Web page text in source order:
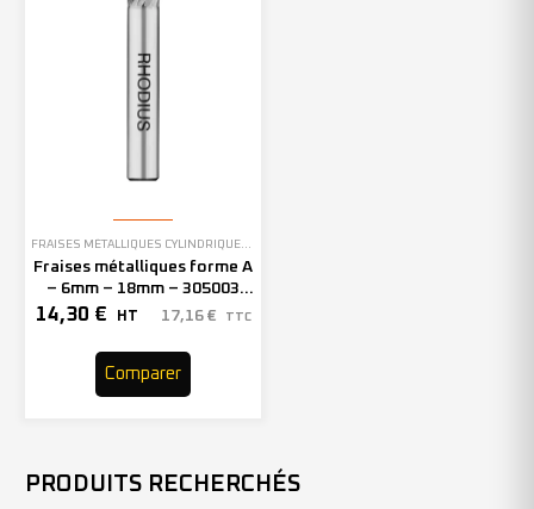
FRAISES MÉTALLIQUES CYLINDRIQUES SANS DENTURE EN BOUT
Fraises métalliques forme A
– 6mm – 18mm – 305003
(x1)
14,30 € HT 17,16 € TTC
Comparer
PRODUITS RECHERCHÉS